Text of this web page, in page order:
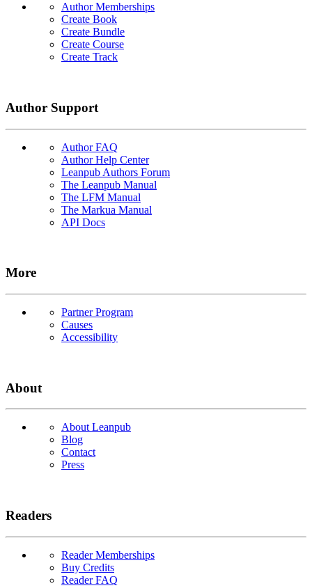
Author Memberships
Create Book
Create Bundle
Create Course
Create Track
Author Support
Author FAQ
Author Help Center
Leanpub Authors Forum
The Leanpub Manual
The LFM Manual
The Markua Manual
API Docs
More
Partner Program
Causes
Accessibility
About
About Leanpub
Blog
Contact
Press
Readers
Reader Memberships
Buy Credits
Reader FAQ